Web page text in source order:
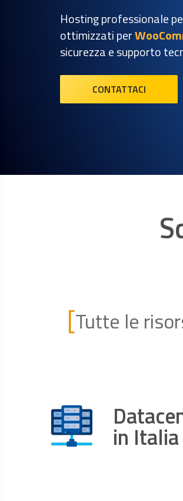
Hosting professionale
ottimizzati per
sicurezza e supporto
CONTATTACI
[Tutte le
in Italia